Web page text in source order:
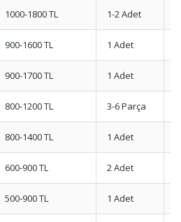
1000-1800 TL 1-2 Adet
900-1600 TL 1 Adet
900-1700 TL 1 Adet
800-1200 TL 3-6 Parça
800-1400 TL 1 Adet
600-900 TL 2 Adet
500-900 TL 1 Adet